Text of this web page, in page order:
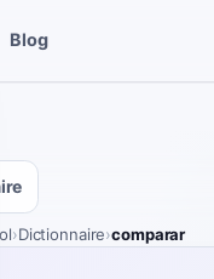
Blog
›Dictionnaire›comparar